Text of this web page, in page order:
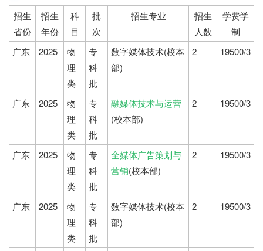
招生
省份
招生
年份
科
目
批
次
招生专业
招生
人数
学费学
制
广东
2025
物
理
类
专
科
批
数字媒体技术(校本
部)
2 19500/3
广东 2025
物
理
类
专
科
批
融媒体技术与运营
(校本部)
2 19500/3
广东 2025
物
理
类
专
科
批
全媒体广告策划与
营销(校本部)
2 19500/3
广东 2025
物
理
类
专
科
批
数字媒体技术(校本
部)
2 19500/3